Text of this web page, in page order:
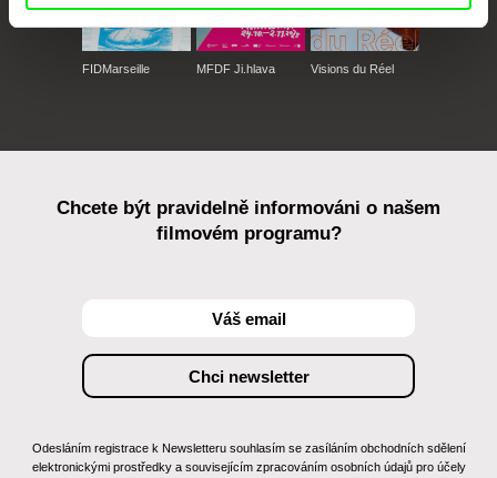
FIDMarseille MFDF Ji.hlava Visions du Réel
Chcete být pravidelně informováni o našem
filmovém programu?
Odesláním registrace k Newsletteru souhlasím se zasíláním obchodních sdělení
elektronickými prostředky a souvisejícím zpracováním osobních údajů pro účely